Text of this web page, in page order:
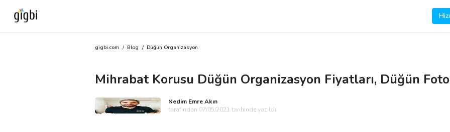
gigbi.com / Blog / Düğün Organizasyon
Mihrabat Korusu Düğün Organizasyon Fiyatları, Düğün
Nedim Emre Akın
tarafından 07/05/2021 tarihinde yazıldı.